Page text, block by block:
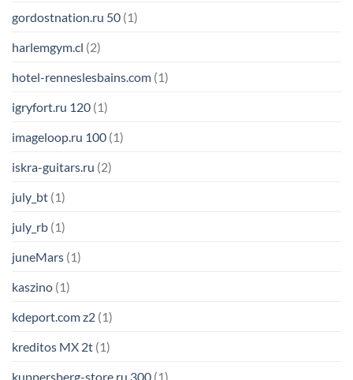
gordostnation.ru 50 (1)
harlemgym.cl (2)
hotel-renneslesbains.com (1)
igryfort.ru 120 (1)
imageloop.ru 100 (1)
iskra-guitars.ru (2)
july_bt (1)
july_rb (1)
juneMars (1)
kaszino (1)
kdeport.com z2 (1)
kreditos MX 2t (1)
kuppersberg-store.ru 300 (1)